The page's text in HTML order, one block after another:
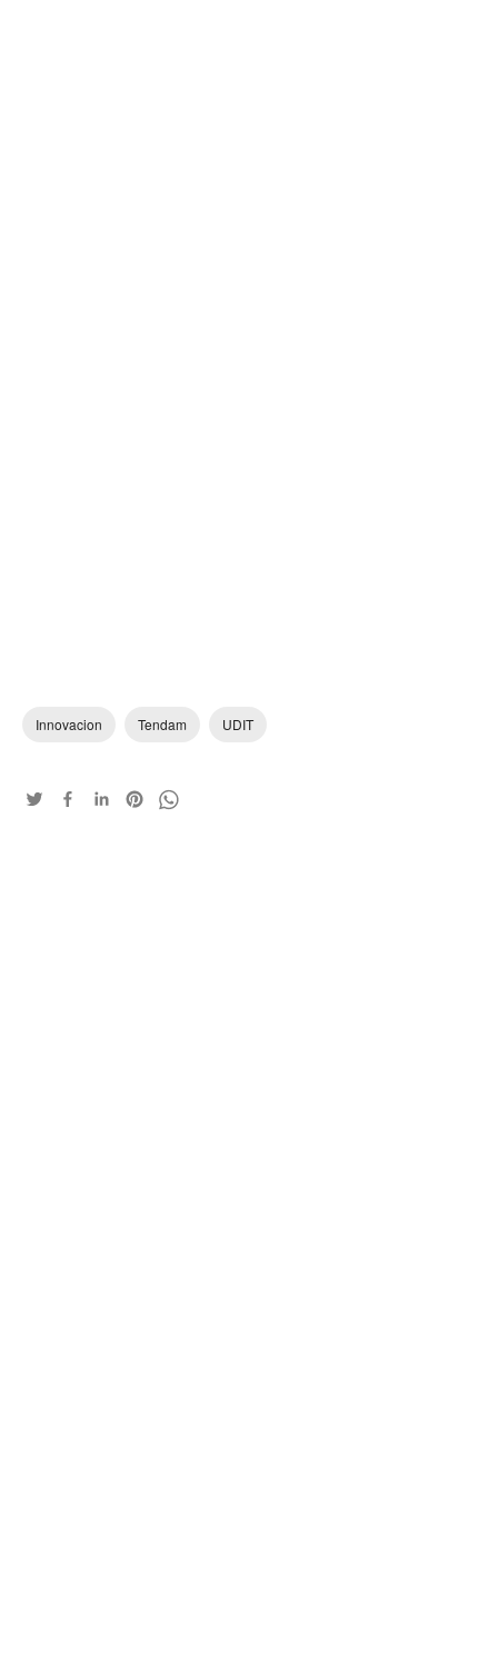
Innovacion Tendam UDIT